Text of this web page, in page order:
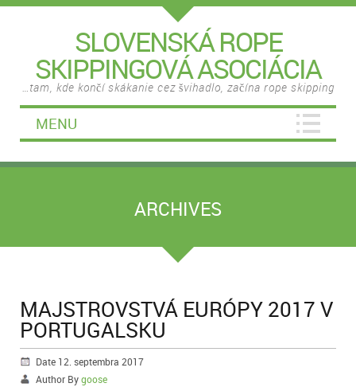
SLOVENSKÁ ROPE
SKIPPINGOVÁ ASOCIÁCIA
…tam, kde končí skákanie cez švihadlo, začína rope skipping
MENU
ARCHIVES
MAJSTROVSTVÁ EURÓPY 2017 V
PORTUGALSKU
Date 12. septembra 2017
Author Bygoose